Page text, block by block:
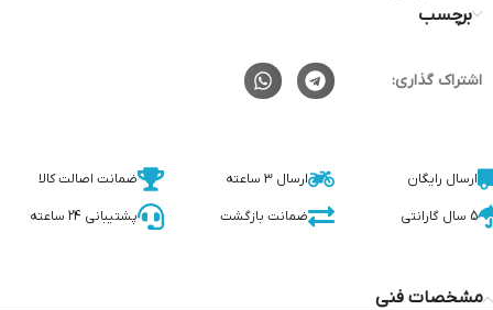
برچسب
اشتراک گذاری:
ارسال رایگان ارسال 3 ساعته ضمانت اصالت کالا
5 سال گارانتی ضمانت بازگشت پشتیبانی 24 ساعته
مشخصات فنی